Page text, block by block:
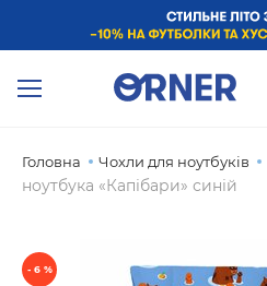
Головна Чохли для ноутбуків
ноутбука «Капібари» синій
- 6 %